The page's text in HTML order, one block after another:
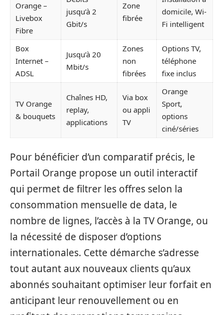
Orange –
Livebox
Fibre
jusqu’à 2
Gbit/s
Zone
fibrée
domicile, Wi-
Fi intelligent
Box
Internet –
ADSL
Jusqu’à 20
Mbit/s
Zones
non
fibrées
Options TV,
téléphone
fixe inclus
TV Orange
& bouquets
Chaînes HD,
replay,
applications
Via box
ou appli
TV
Orange
Sport,
options
ciné/séries
Pour bénéficier d’un comparatif précis, le
Portail Orange propose un outil interactif
qui permet de filtrer les offres selon la
consommation mensuelle de data, le
nombre de lignes, l’accès à la TV Orange, ou
la nécessité de disposer d’options
internationales. Cette démarche s’adresse
tout autant aux nouveaux clients qu’aux
abonnés souhaitant optimiser leur forfait en
anticipant leur renouvellement ou en